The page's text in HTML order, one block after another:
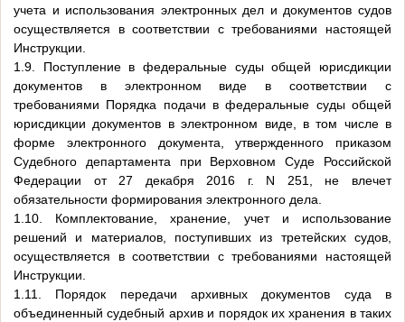
учета и использования электронных дел и документов судов
осуществляется в соответствии с требованиями настоящей
Инструкции.
1.9. Поступление в федеральные суды общей юрисдикции
документов в электронном виде в соответствии с
требованиями Порядка подачи в федеральные суды общей
юрисдикции документов в электронном виде, в том числе в
форме электронного документа, утвержденного приказом
Судебного департамента при Верховном Суде Российской
Федерации от 27 декабря 2016 г. N 251, не влечет
обязательности формирования электронного дела.
1.10. Комплектование, хранение, учет и использование
решений и материалов, поступивших из третейских судов,
осуществляется в соответствии с требованиями настоящей
Инструкции.
1.11. Порядок передачи архивных документов суда в
объединенный судебный архив и порядок их хранения в таких